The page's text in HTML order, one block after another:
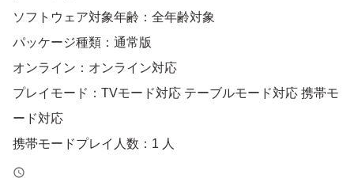
ソフトウェア対象年齢：全年齢対象
パッケージ種類：通常版
オンライン：オンライン対応
プレイモード：TVモード対応 テーブルモード対応 携帯モ
ード対応
携帯モードプレイ人数：1 人